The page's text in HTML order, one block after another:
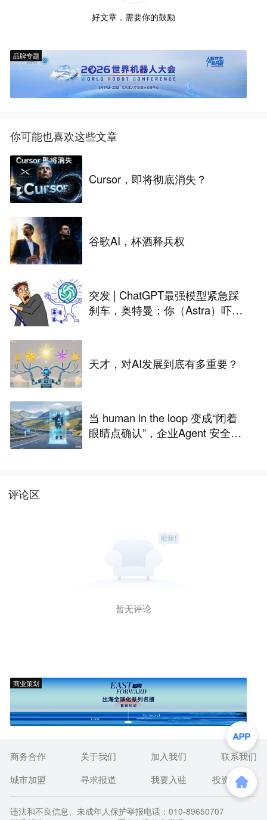
好文章，需要你的鼓励
品牌专题
你可能也喜欢这些文章
Cursor，即将彻底消失？
谷歌AI，杯酒释兵权
突发 | ChatGPT最强模型紧急踩
刹车，奥特曼：你（Astra）吓到
天才，对AI发展到底有多重要？
当 human in the loop 变成“闭着
眼睛点确认”，企业Agent 安全还
评论区
暂无评论
商业策划
商务合作 关于我们 加入我们
联系我们
城市加盟
寻求报道 我要入驻 投资者关系
违法和不良信息、未成年人保护举报电话：010-89650707